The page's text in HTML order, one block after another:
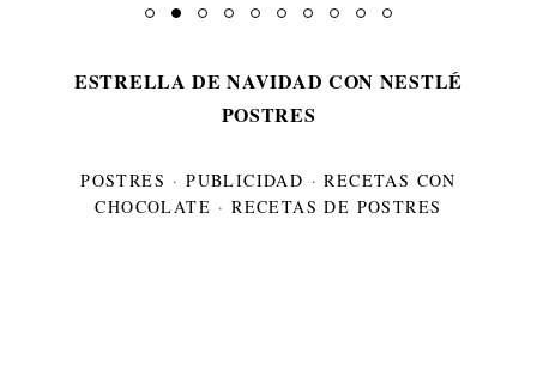
ESTRELLA DE NAVIDAD CON NESTLÉ
POSTRES
POSTRES ·PUBLICIDAD ·RECETAS CON
CHOCOLATE ·RECETAS DE POSTRES